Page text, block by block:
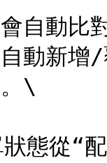
自動比
動新增
\
從“配